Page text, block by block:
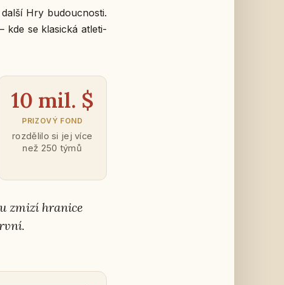
Hry bu­douc­nos­ti.
kde se kla­sic­ká at­le­ti­
10 mil. $
PRI­ZO­VÝ FOND
roz­dě­li­lo si jej více
než 250 týmů
zmizí hra­ni­ce